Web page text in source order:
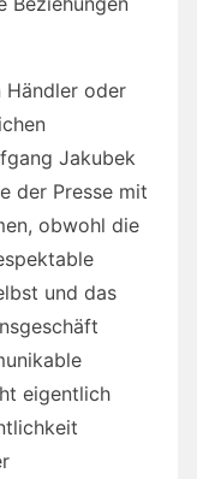
Händler oder
Jakubek
der Presse mit
obwohl die
und das
eigentlich